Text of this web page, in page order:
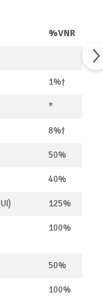
%VNR
1%†
*
8%†
50%
40%
125%
100%
50%
100%